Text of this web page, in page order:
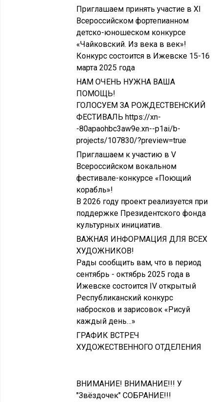
Приглашаем принять участие в XI
Всероссийском фортепианном
детско-юношеском конкурсе
«Чайковский. Из века в век»!
Конкурс состоится в Ижевске 15-16
марта 2025 года
НАМ ОЧЕНЬ НУЖНА ВАША
ПОМОЩЬ!
ГОЛОСУЕМ ЗА РОЖДЕСТВЕНСКИЙ
ФЕСТИВАЛЬ https://xn-
-80apaohbc3aw9e.xn--p1ai/b-
projects/107830/?preview=true
Приглашаем к участию в V
Всероссийском вокальном
фестивале-конкурсе «Поющий
корабль»!
В 2026 году проект реализуется при
поддержке Президентского фонда
культурных инициатив.
ВАЖНАЯ ИНФОРМАЦИЯ ДЛЯ ВСЕХ
ХУДОЖНИКОВ!
Рады сообщить вам, что в период
сентябрь - октябрь 2025 года в
Ижевске состоится IV открытый
Республиканский конкурс
набросков и зарисовок «Рисуй
каждый день…»
ГРАФИК ВСТРЕЧ
ХУДОЖЕСТВЕННОГО ОТДЕЛЕНИЯ
ВНИМАНИЕ! ВНИМАНИЕ!!! У
"Звёздочек" СОБРАНИЕ!!!